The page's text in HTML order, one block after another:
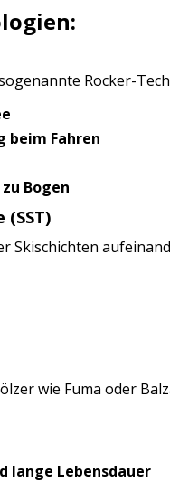
Rocker-
beim Fahren
Bogen
(SST)
Skischichten
wie Fuma oder
lange Lebensdauer